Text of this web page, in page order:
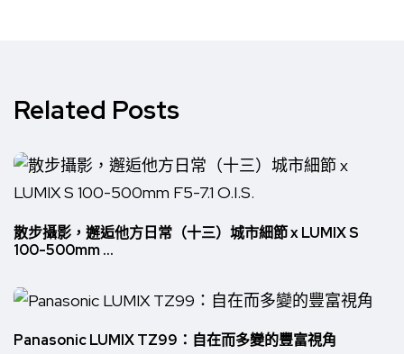
Related Posts
散步攝影，邂逅他方日常（十三）城市細節 x LUMIX S
100-500mm ...
Panasonic LUMIX TZ99：自在而多變的豐富視角